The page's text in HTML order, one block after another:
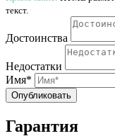
текст.
Достоинства
Недостатки
Имя*
Опубликовать
Гарантия